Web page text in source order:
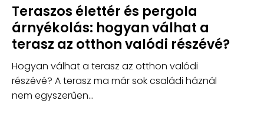
Teraszos élettér és pergola
árnyékolás: hogyan válhat a
terasz az otthon valódi részévé?
Hogyan válhat a terasz az otthon valódi
részévé? A terasz ma már sok családi háznál
nem egyszerűen...